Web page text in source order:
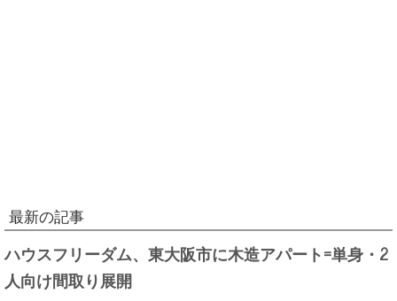
最新の記事
ハウスフリーダム、東大阪市に木造アパート=単身・2
人向け間取り展開